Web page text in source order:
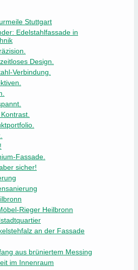
Stuttgart
Edelstahlfassade in
Design.
Verbindung.
Fassade.
sicher!
Rieger Heilbronn
an der Fassade
aus brüniertem Messing
im Innenraum